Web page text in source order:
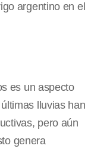
argentino en el
es un aspecto
lluvias han
pero aún
genera